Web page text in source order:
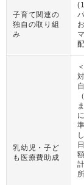
子育て関連の
独自の取り組
み
乳幼児・子ど
も医療費助成
（